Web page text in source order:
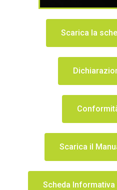
Scarica la
Scarica il
Scheda